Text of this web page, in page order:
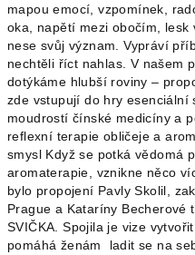
mapou emocí, vzpomínek,
oka, napětí mezi obočím,
nese svůj význam. Vypráví
nechtěli říct nahlas. V našem
dotýkáme hlubší roviny –
zde vstupují do hry esenciální
moudrostí čínské medicíny a
reflexní terapie obličeje a
smysl Když se potká vědomá
aromaterapie, vznikne něco
bylo propojení Pavly Skolil,
Prague a Kataríny Becherové
SVIČKA. Spojila je vize
pomáhá ženám ladit se na